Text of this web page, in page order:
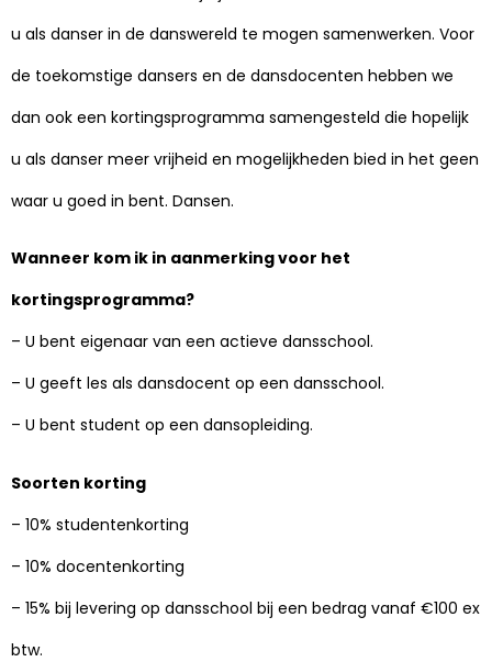
u als danser in de danswereld te mogen samenwerken. Voor
de toekomstige dansers en de dansdocenten hebben we
dan ook een kortingsprogramma samengesteld die hopelijk
u als danser meer vrijheid en mogelijkheden bied in het geen
waar u goed in bent. Dansen.
Wanneer kom ik in aanmerking voor het
kortingsprogramma?
– U bent eigenaar van een actieve dansschool.
– U geeft les als dansdocent op een dansschool.
– U bent student op een dansopleiding.
Soorten korting
– 10% studentenkorting
– 10% docentenkorting
– 15% bij levering op dansschool bij een bedrag vanaf €100 ex
btw.